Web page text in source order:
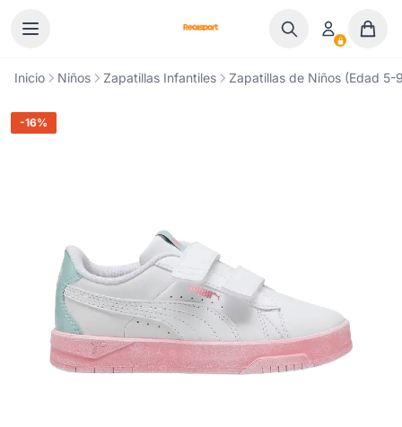
Inicio Niños Zapatillas Infantiles Zapatillas de Niños (Edad
-16%